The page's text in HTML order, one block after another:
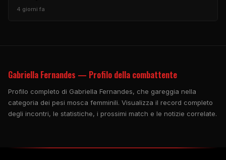
4 giorni fa
Gabriella Fernandes — Profilo della combattente
Profilo completo di Gabriella Fernandes, che gareggia nella
categoria dei pesi mosca femminili. Visualizza il record completo
degli incontri, le statistiche, i prossimi match e le notizie correlate.